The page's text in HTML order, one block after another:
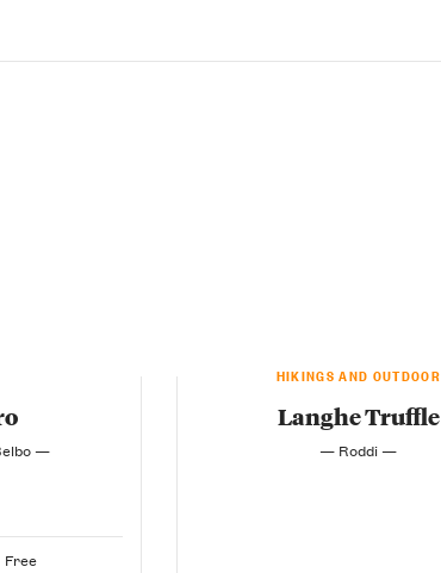
—
Free
HIKINGS AND OUTDOOR
Langhe Truffle
— Roddi —